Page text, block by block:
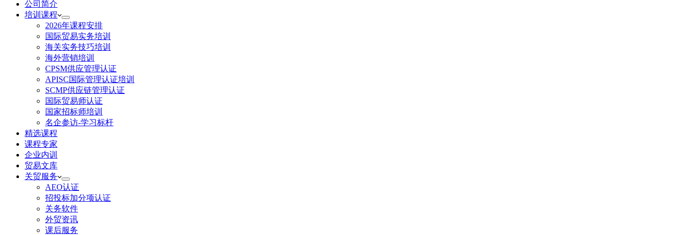
公司简介
培训课程
2026年课程安排
国际贸易实务培训
海关实务技巧培训
海外营销培训
CPSM供应管理认证
APISC国际管理认证培训
SCMP供应链管理认证
国际贸易师认证
国家招标师培训
名企参访-学习标杆
精选课程
课程专家
企业内训
贸易文库
关贸服务
AEO认证
招投标加分项认证
关务软件
外贸资讯
课后服务